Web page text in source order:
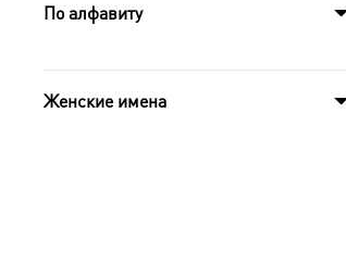
По алфавиту
Женские имена